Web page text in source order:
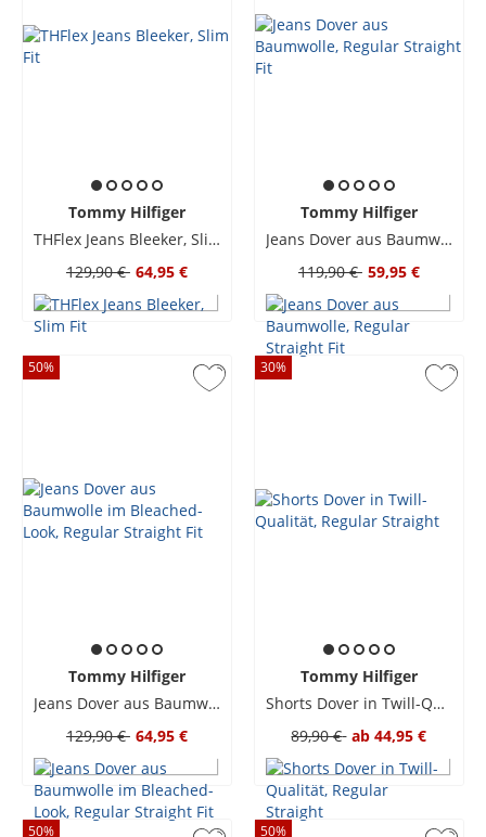
Tommy Hilfiger
THFlex Jeans Bleeker, Slim Fit
129,90 € 64,95 €
Tommy Hilfiger
Jeans Dover aus Baumwolle, Regular Straight Fit
119,90 € 59,95 €
50%
Tommy Hilfiger
Jeans Dover aus Baumwolle im Bleached-Look, Regular Straight Fit
129,90 € 64,95 €
30%
Tommy Hilfiger
Shorts Dover in Twill-Qualität, Regular Straight
89,90 € ab 44,95 €
50% 50%